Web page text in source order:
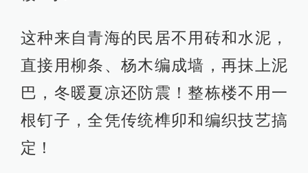
八大板块，权威收录
一次性满足你所有的兴趣点
中国非遗的数量多到数不清，哪些才